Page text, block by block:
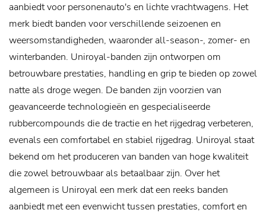
aanbiedt voor personenauto's en lichte vrachtwagens. Het
merk biedt banden voor verschillende seizoenen en
weersomstandigheden, waaronder all-season-, zomer- en
winterbanden. Uniroyal-banden zijn ontworpen om
betrouwbare prestaties, handling en grip te bieden op zowel
natte als droge wegen. De banden zijn voorzien van
geavanceerde technologieën en gespecialiseerde
rubbercompounds die de tractie en het rijgedrag verbeteren,
evenals een comfortabel en stabiel rijgedrag. Uniroyal staat
bekend om het produceren van banden van hoge kwaliteit
die zowel betrouwbaar als betaalbaar zijn. Over het
algemeen is Uniroyal een merk dat een reeks banden
aanbiedt met een evenwicht tussen prestaties, comfort en